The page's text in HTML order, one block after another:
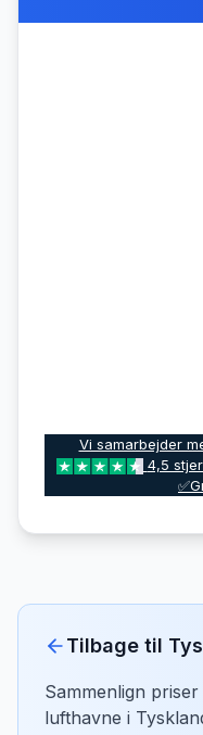
Vi samarbejder
4,5
Tilbage til
Sammenlign
lufthavne i